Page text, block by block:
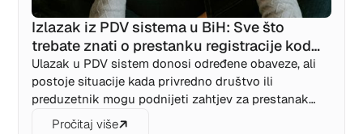
Izlazak iz PDV sistema u BiH: Sve što
trebate znati o prestanku registracije kod
UIO
Ulazak u PDV sistem donosi određene obaveze, ali
postoje situacije kada privredno društvo ili
preduzetnik mogu podnijeti zahtjev za prestanak
registracije kod Uprave za indirektno oporezivanje
Pročitaj više